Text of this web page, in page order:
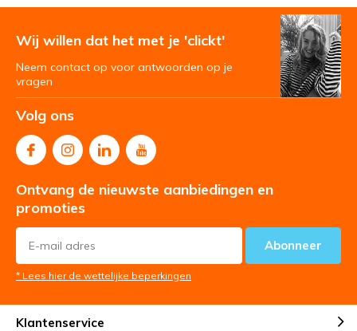
Wij willen dat het met je 'clickt'
Neem contact op voor antwoorden op je
vragen
Volg ons
Ontvang de nieuwste aanbiedingen en
promoties
Abonneer
* Lees hier de wettelijke beperkingen
Klantenservice